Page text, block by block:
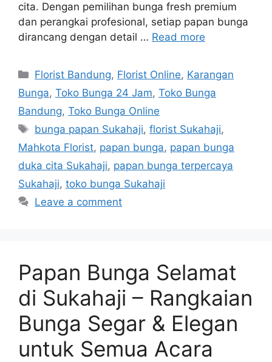
cita. Dengan pemilihan bunga fresh premium
dan perangkai profesional, setiap papan bunga
dirancang dengan detail … Read more
Florist Bandung, Florist Online, Karangan
Bunga, Toko Bunga 24 Jam, Toko Bunga
Bandung, Toko Bunga Online
bunga papan Sukahaji,florist Sukahaji,
Mahkota Florist, papan bunga, papan bunga
duka cita Sukahaji, papan bunga terpercaya
Sukahaji, toko bunga Sukahaji
Leave a comment
Papan Bunga Selamat
di Sukahaji – Rangkaian
Bunga Segar & Elegan
untuk Semua Acara